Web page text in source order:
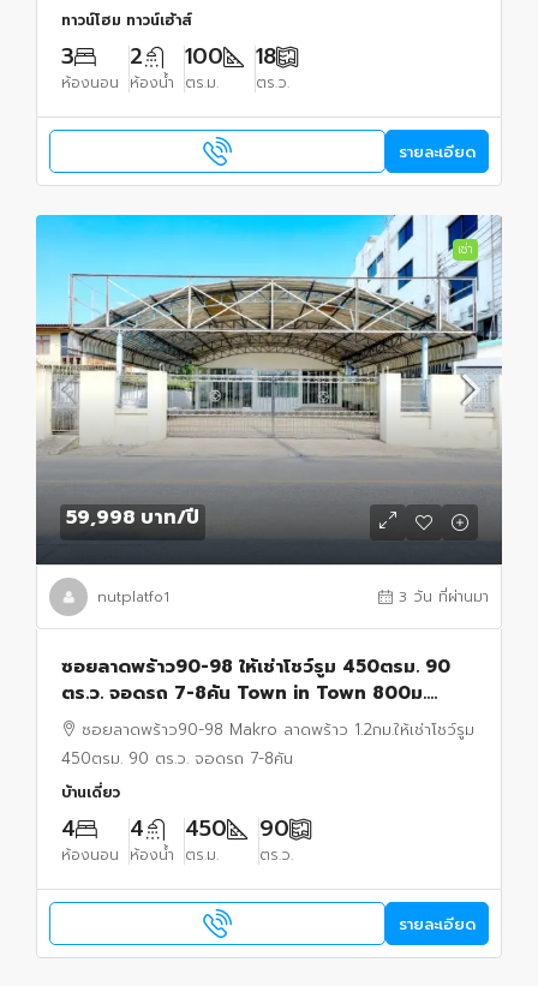
ทาวน์โฮม ทาวน์เฮ้าส์
3
ห้องนอน
2
ห้องน้ำ
100
ตร.ม.
18
ตร.ว.
รายละเอียด
เช่า
59,998 บาท/ปี
nutplatfo1 3 วัน ที่ผ่านมา
ซอยลาดพร้าว90-98 ให้เช่าโชว์รูม 450ตรม. 90
ตร.ว. จอดรถ 7-8คัน Town in Town 800ม.
ออฟฟิศ 2ชั้น Makro ลาดพร้าว 1.2กม.
ซอยลาดพร้าว90-98 Makro ลาดพร้าว 1.2กม.ให้เช่าโชว์รูม
450ตรม. 90 ตร.ว. จอดรถ 7-8คัน
บ้านเดี่ยว
4
ห้องนอน
4
ห้องน้ำ
450
ตร.ม.
90
ตร.ว.
รายละเอียด